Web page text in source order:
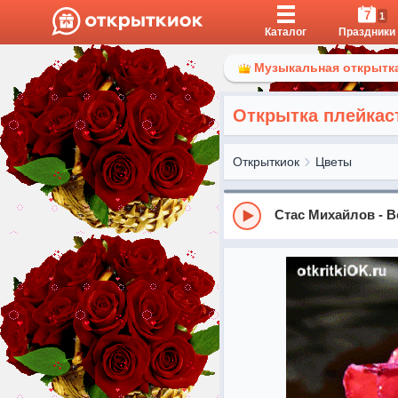
Каталог
7 1
Праздники
Музыкальная
Открытка
Открыткиок Цветы
Стас Михайлов -